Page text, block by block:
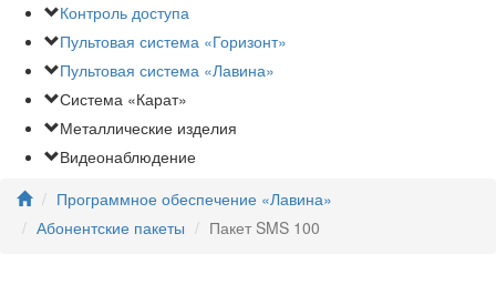
Контроль доступа
Пультовая система «Горизонт»
Пультовая система «Лавина»
Система «Карат»
Металлические изделия
Видеонаблюдение
Программное обеспечение «Лавина»
Абонентские пакеты
Пакет SMS 100